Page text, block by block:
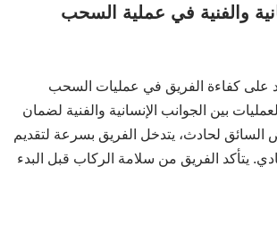
والفنية في عملية السحب
على كفاءة الفريق في عمليات السحب
بين الجوانب الإنسانية والفنية لضمان
السائق لحادث، يتدخل الفريق بسرعة لتقديم
يتأكد الفريق من سلامة الركاب قبل البدء